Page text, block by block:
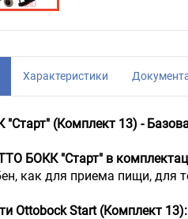
Характеристики
(Комплект 13) -
БОКК "Старт" в
как для приема пищи, для
Ottobock Start (Комплект 13):